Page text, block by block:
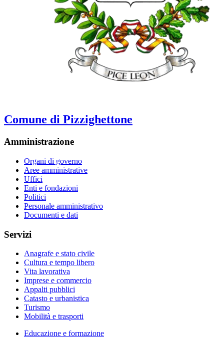
Comune di Pizzighettone
Amministrazione
Organi di governo
Aree amministrative
Uffici
Enti e fondazioni
Politici
Personale amministrativo
Documenti e dati
Servizi
Anagrafe e stato civile
Cultura e tempo libero
Vita lavorativa
Imprese e commercio
Appalti pubblici
Catasto e urbanistica
Turismo
Mobilità e trasporti
Educazione e formazione